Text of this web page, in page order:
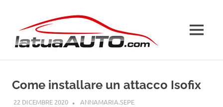
contenuto
MENU
Come installare un attacco Isofix
22 DICEMBRE 2020 ANNAMARIA.SEPEGUIDE